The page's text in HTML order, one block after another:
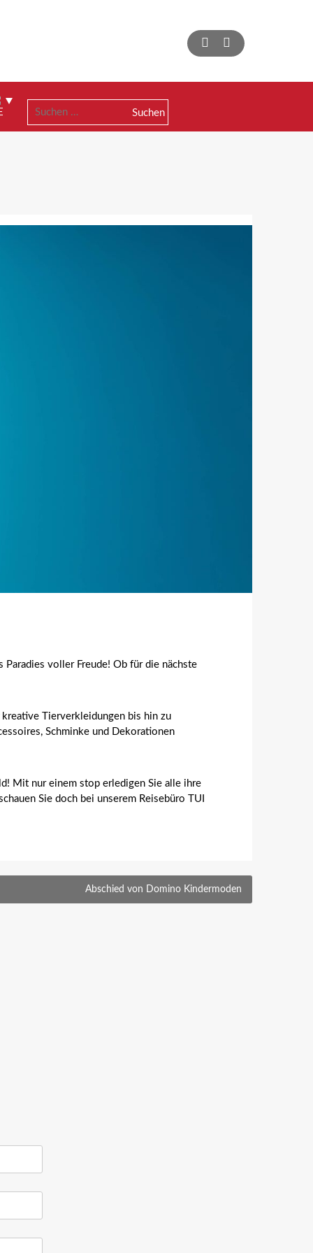
Suchen
Paradies voller Freude! Ob für die nächste
Tierverkleidungen bis hin zu
Schminke und Dekorationen
Mit nur einem stop erledigen Sie alle ihre
Sie doch bei unserem Reisebüro TUI
Abschied von Domino Kindermoden